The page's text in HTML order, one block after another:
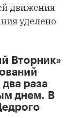
движения
уделено
Вторник»
раза
днем. В